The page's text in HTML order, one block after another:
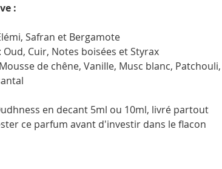
:
Safran et Bergamote
: Oud, Cuir, Notes boisées et Styrax
de chêne, Vanille, Musc blanc, Patchouli,
en decant 5ml ou 10ml, livré partout
ce parfum avant d'investir dans le flacon